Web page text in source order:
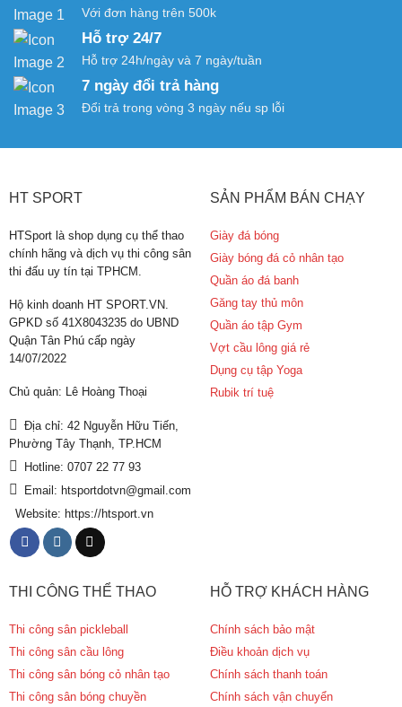
Với đơn hàng trên 500k
Hỗ trợ 24/7
Hỗ trợ 24h/ngày và 7 ngày/tuần
7 ngày đổi trả hàng
Đổi trả trong vòng 3 ngày nếu sp lỗi
HT SPORT
HTSport là shop dụng cụ thể thao
chính hãng và dịch vụ thi công sân
thi đấu uy tín tại TPHCM.
Hộ kinh doanh HT SPORT.VN.
GPKD số 41X8043235 do UBND
Quận Tân Phú cấp ngày
14/07/2022
Chủ quản: Lê Hoàng Thoại
Địa chỉ: 42 Nguyễn Hữu Tiến,
Phường Tây Thạnh, TP.HCM
Hotline: 0707 22 77 93
Email: htsportdotvn@gmail.com
Website: https://htsport.vn
SẢN PHẨM BÁN CHẠY
Giày đá bóng
Giày bóng đá cỏ nhân tạo
Quần áo đá banh
Găng tay thủ môn
Quần áo tập Gym
Vợt cầu lông giá rẻ
Dụng cụ tập Yoga
Rubik trí tuệ
THI CÔNG THỂ THAO
Thi công sân pickleball
Thi công sân cầu lông
Thi công sân bóng cỏ nhân tạo
Thi công sân bóng chuyền
HỖ TRỢ KHÁCH HÀNG
Chính sách bảo mật
Điều khoản dịch vụ
Chính sách thanh toán
Chính sách vận chuyển